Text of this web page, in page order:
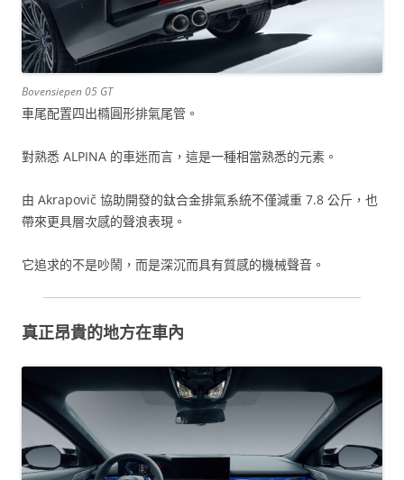
Bovensiepen 05 GT
車尾配置四出橢圓形排氣尾管。
對熟悉 ALPINA 的車迷而言，這是一種相當熟悉的元素。
由 Akrapovič 協助開發的鈦合金排氣系統不僅減重 7.8 公斤，也
帶來更具層次感的聲浪表現。
它追求的不是吵鬧，而是深沉而具有質感的機械聲音。
真正昂貴的地方在車內